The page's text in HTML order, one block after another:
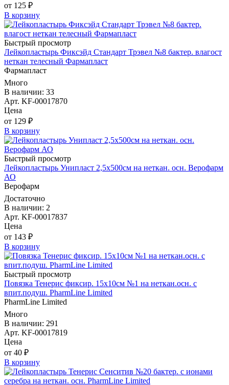
от 125 ₽
В корзину
Быстрый просмотр
Лейкопластырь Фиксэйд Стандарт Трэвел №8 бактер. влагост
неткан телесный Фармапласт
Фармапласт
Много
В наличии: 33
Арт. KF-00017870
Цена
от 129 ₽
В корзину
Быстрый просмотр
Лейкопластырь Унипласт 2,5х500см на неткан. осн. Верофарм
АО
Верофарм
Достаточно
В наличии: 2
Арт. KF-00017837
Цена
от 143 ₽
В корзину
Быстрый просмотр
Повязка Тенерис фиксир. 15х10см №1 на неткан.осн. с
впит.подуш. PharmLine Limited
PharmLine Limited
Много
В наличии: 291
Арт. KF-00017819
Цена
от 40 ₽
В корзину